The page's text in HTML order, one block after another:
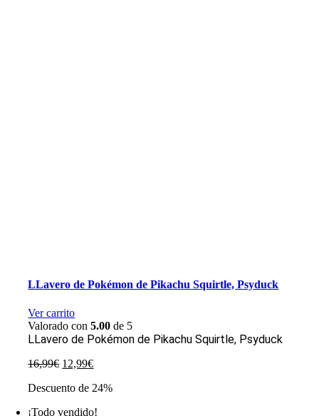
LLavero de Pokémon de Pikachu Squirtle, Psyduck
Ver carrito
Valorado con5.00 de 5
LLavero de Pokémon de Pikachu Squirtle, Psyduck
16,99€ El
original
12,99€El
actual
Descuento de 24%
¡Todo vendido!